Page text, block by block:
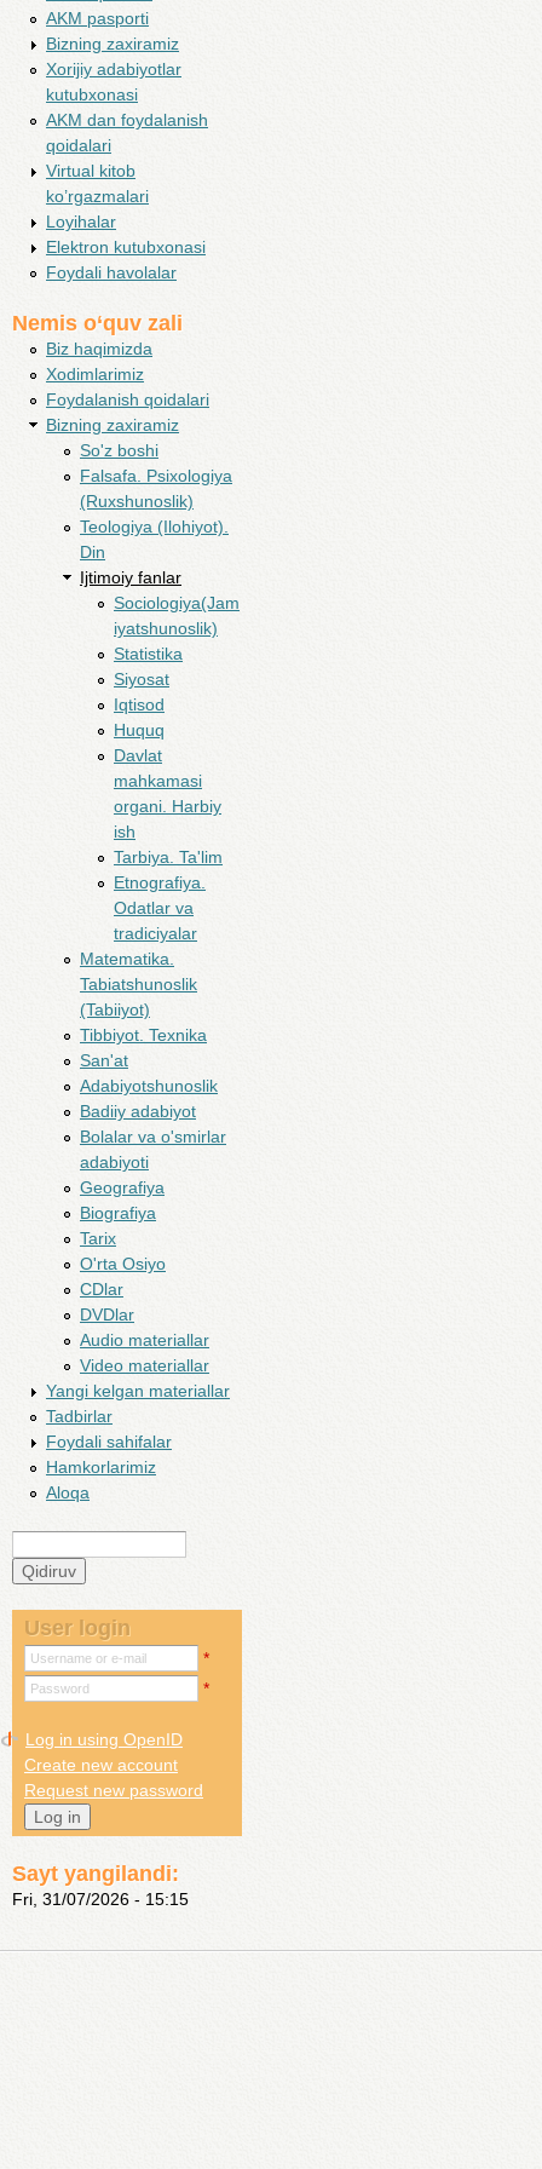
AKM pasporti
Bizning zaxiramiz
Xorijiy adabiyotlar
kutubxonasi
AKM dan foydalanish
qoidalari
Virtual kitob
ko’rgazmalari
Loyihalar
Elektron kutubxonasi
Foydali havolalar
Nemis o‘quv zali
Biz haqimizda
Xodimlarimiz
Foydalanish qoidalari
Bizning zaxiramiz
So'z boshi
Falsafa. Psixologiya
(Ruxshunoslik)
Teologiya (Ilohiyot).
Din
Ijtimoiy fanlar
Sociologiya(Jam
iyatshunoslik)
Statistika
Siyosat
Iqtisod
Huquq
Davlat
mahkamasi
organi. Harbiy
ish
Tarbiya. Ta'lim
Etnografiya.
Odatlar va
tradiciyalar
Matematika.
Tabiatshunoslik
(Tabiiyot)
Tibbiyot. Texnika
San'at
Adabiyotshunoslik
Badiiy adabiyot
Bolalar va o'smirlar
adabiyoti
Geografiya
Biografiya
Tarix
O'rta Osiyo
CDlar
DVDlar
Audio materiallar
Video materiallar
Yangi kelgan materiallar
Tadbirlar
Foydali sahifalar
Hamkorlarimiz
Aloqa
Search form
User login
Username or e-mail *
Password *
Log in using OpenID
Create new account
Request new password
Sayt yangilandi:
Fri, 31/07/2026 - 15:15